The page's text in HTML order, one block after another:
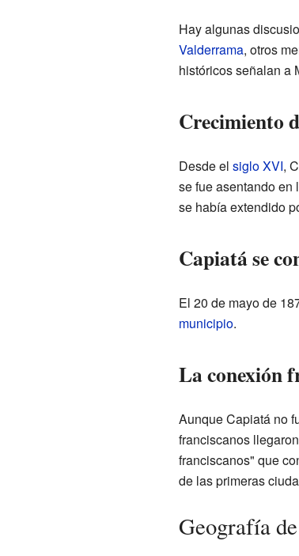
Hay algunas
Valderrama, otros
históricos señalan a
Crecimiento
Desde el siglo XVI,
se fue asentando en
se había extendido
Capiatá se
El 20 de mayo de
municipio.
La conexión
Aunque Capiatá no
franciscanos
franciscanos" que
de las primeras
Geografía